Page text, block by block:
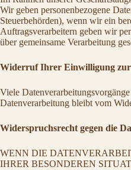
Wir geben personenbezogene
Steuerbehörden), wenn wir ein
Auftragsverarbeitern geben wir
über gemeinsame Verarbeitung
Widerruf Ihrer Einwilligung
Viele
Datenverarbeitung bleibt vom
Widerspruchsrecht gegen die
WENN DIE
IHRER BESONDEREN